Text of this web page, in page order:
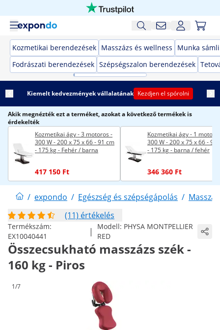
Kozmetikai berendezések Masszázs és wellness
Munka
Fodrászati berendezések Szépségszalon berendezések
Kiemelt kedvezmények vállalatának Kezdjen el spórolni
Akik megnézték ezt a terméket, azokat a következő termékek is
érdekelték
Kozmetikai ágy - 3 motoros -
300 W - 200 x 75 x 66 - 91 cm
- 175 kg - Fehér / barna
417 150 Ft
Kozmetikai ágy - 1 motor -
300 W - 200 x 75 x 66 - 91
- 175 kg - barna / fehér
346 360 Ft
/ expondo / Egészség és szépségápolás /
(11) értékelés
Termékszám:
EX10040441
| Modell: PHYSA MONTPELLIER
RED
Összecsukható masszázs szék -
160 kg - Piros
1/7